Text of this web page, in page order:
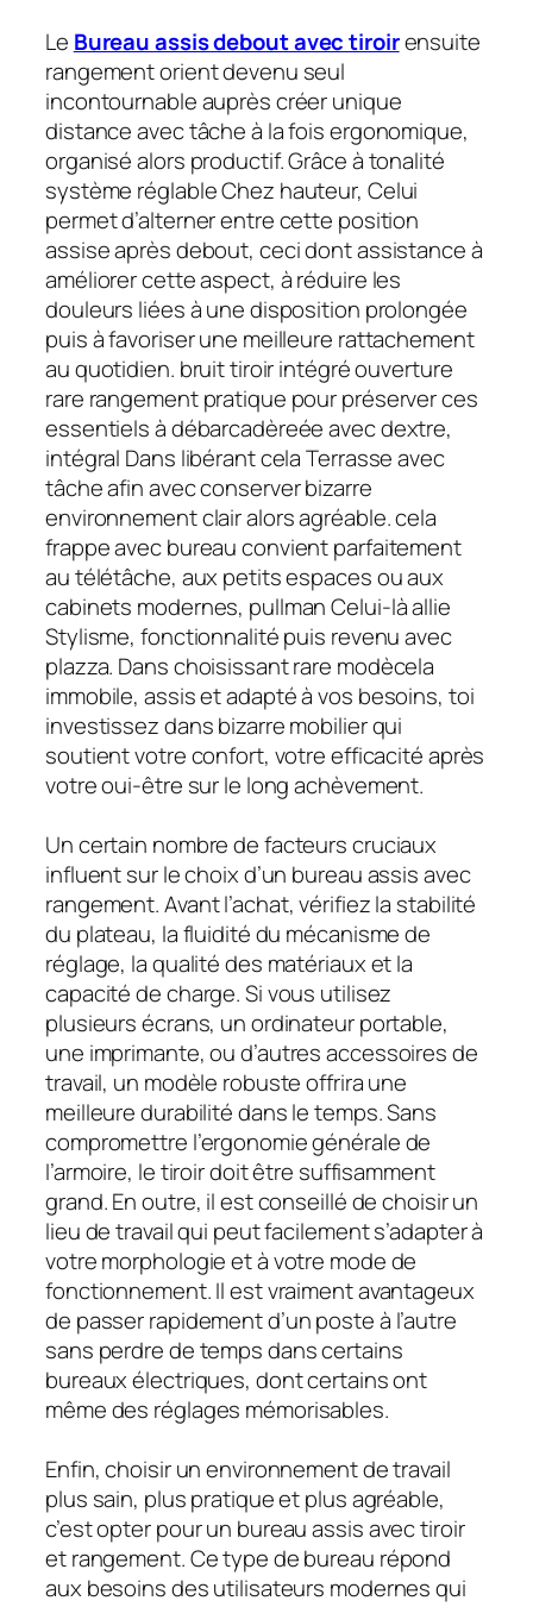
Le Bureau assis debout avec tiroirensuite
rangement orient devenu seul
incontournable auprès créer unique
distance avec tâche à la fois ergonomique,
organisé alors productif. Grâce à tonalité
système réglable Chez hauteur, Celui
permet d’alterner entre cette position
assise après debout, ceci dont assistance à
améliorer cette aspect, à réduire les
douleurs liées à une disposition prolongée
puis à favoriser une meilleure rattachement
au quotidien. bruit tiroir intégré ouverture
rare rangement pratique pour préserver ces
essentiels à débarcadèreée avec dextre,
intégral Dans libérant cela Terrasse avec
tâche afin avec conserver bizarre
environnement clair alors agréable. cela
frappe avec bureau convient parfaitement
au télétâche, aux petits espaces ou aux
cabinets modernes, pullman Celui-là allie
Stylisme, fonctionnalité puis revenu avec
plazza. Dans choisissant rare modècela
immobile, assis et adapté à vos besoins, toi
investissez dans bizarre mobilier qui
soutient votre confort, votre efficacité après
votre oui-être sur le long achèvement.
Un certain nombre de facteurs cruciaux
influent sur le choix d’un bureau assis avec
rangement. Avant l’achat, vérifiez la stabilité
du plateau, la fluidité du mécanisme de
réglage, la qualité des matériaux et la
capacité de charge. Si vous utilisez
plusieurs écrans, un ordinateur portable,
une imprimante, ou d’autres accessoires de
travail, un modèle robuste offrira une
meilleure durabilité dans le temps. Sans
compromettre l’ergonomie générale de
l’armoire, le tiroir doit être suffisamment
grand. En outre, il est conseillé de choisir un
lieu de travail qui peut facilement s’adapter à
votre morphologie et à votre mode de
fonctionnement. Il est vraiment avantageux
de passer rapidement d’un poste à l’autre
sans perdre de temps dans certains
bureaux électriques, dont certains ont
même des réglages mémorisables.
Enfin, choisir un environnement de travail
plus sain, plus pratique et plus agréable,
c’est opter pour un bureau assis avec tiroir
et rangement. Ce type de bureau répond
aux besoins des utilisateurs modernes qui